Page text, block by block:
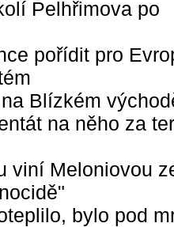
Pelhřimova po
pořídit pro
Blízkém
na něho za
viní Meloniovou
bylo pod